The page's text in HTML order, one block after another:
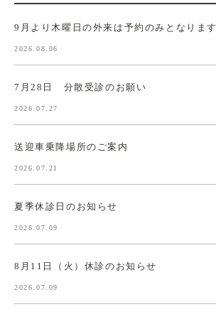
9月より木曜日の外来は予約のみとなります
2026.08.06
7月28日 分散受診のお願い
2026.07.27
送迎車乗降場所のご案内
2026.07.21
夏季休診日のお知らせ
2026.07.09
8月11日（火）休診のお知らせ
2026.07.09